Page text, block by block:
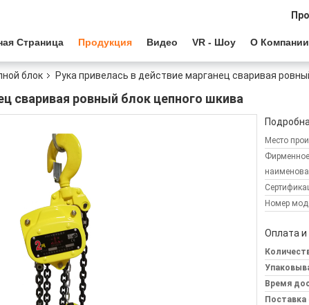
Страница Продукция Видео VR - Шоу О Компании
блок Рука привелась в действие марганец сваривая
сваривая ровный блок цепного шкива
Место
Фирменное
Номер
Оплата и
Время
Поставка